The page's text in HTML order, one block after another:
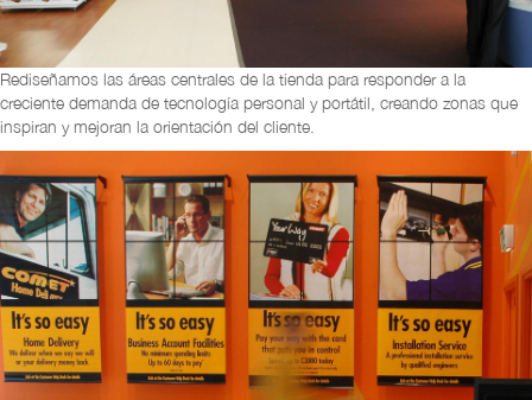
Rediseñamos las áreas centrales de la tienda para responder a la
creciente demanda de tecnología personal y portátil, creando zonas que
inspiran y mejoran la orientación del cliente.